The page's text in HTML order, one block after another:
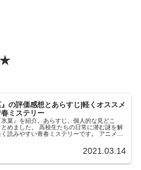
の評価感想とあらすじ|軽くオススメ
ミステリー
菓』を紹介。あらすじ、個人的な見どこ
とめました。 高校生たちの日常に潜む謎を解
読みやすい青春ミステリーです。 アニメの
2021.03.14